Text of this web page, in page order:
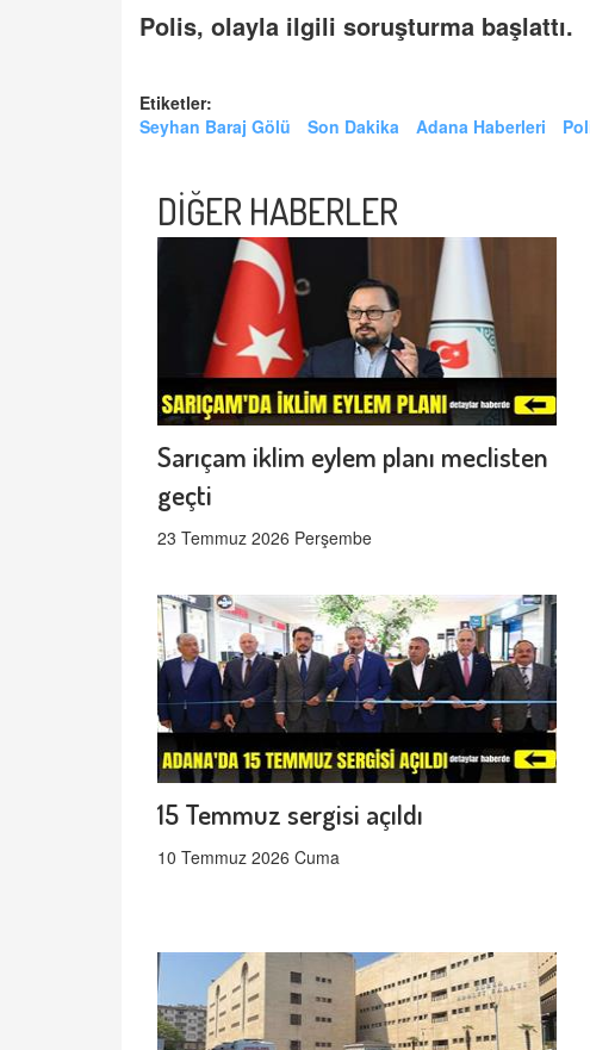
Polis, olayla ilgili soruşturma başlattı.
Etiketler:
Seyhan Baraj Gölü
Son Dakika Adana Haberleri
DİĞER HABERLER
Sarıçam iklim eylem planı meclisten
geçti
23 Temmuz 2026 Perşembe
15 Temmuz sergisi açıldı
10 Temmuz 2026 Cuma